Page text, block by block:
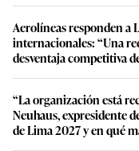
Aerolíneas responden a
internacionales: “Una
desventaja competitiva
“La organización está
Neuhaus, expresidente
de Lima 2027 y en qué